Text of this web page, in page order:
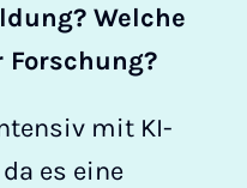
Welche
mit KI-
es eine